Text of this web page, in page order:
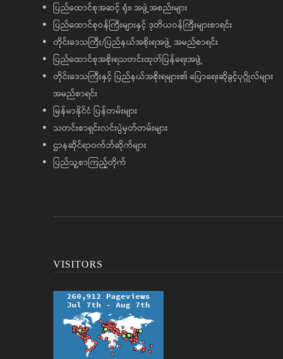
ပြည်ထောင်စုအဆင့် ရုံး၊ အဖွဲ့အစည်းများ
ပြည်ထောင်စုဝန်ကြီးများနှင့် ဒုတိယဝန်ကြီးများစာရင်း
တိုင်းဒေသကြီး/ပြည်နယ်အစိုးရအဖွဲ့ အမည်စာရင်း
ပြည်ထောင်စုအစိုးရသတင်းထုတ်ပြန်ရေးအဖွဲ့
တိုင်းဒေသကြီးနှင့် ပြည်နယ်အစိုးရများ၏ ပြောရေးဆိုခွင့်ပုဂ္ဂိုလ်များ
အမည်စာရင်း
မြန်မာနိုင်ငံ ပြန်တမ်းများ
သတင်းစာရှင်းလင်းပွဲမှတ်တမ်းများ
ဌာနဆိုင်ရာဝက်ဘ်ဆိုက်များ
ပြည်သူ့စာကြည့်တိုက်
VISITORS